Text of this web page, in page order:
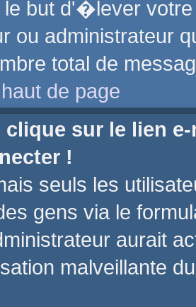
but d'�lever
ou administrateur
total de
de page
clique sur le lien
!
seuls les
gens via le
aurait
malveillante